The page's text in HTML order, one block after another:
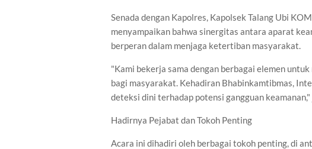
Senada dengan Kapolres, Kapolsek Talang Ubi
menyampaikan bahwa sinergitas antara aparat
berperan dalam menjaga ketertiban masyarakat.
"Kami bekerja sama dengan berbagai elemen
bagi masyarakat. Kehadiran Bhabinkamtibmas,
deteksi dini terhadap potensi gangguan
Hadirnya Pejabat dan Tokoh Penting
Acara ini dihadiri oleh berbagai tokoh penting, di